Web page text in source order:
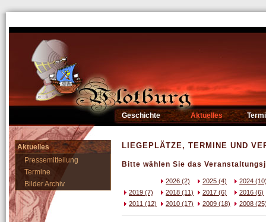
Geschichte Aktuelles
Aktuelles
Pressemitteilung
Termine
Bilder Archiv
LIEGEPLÄTZE, TERMINE UND
Bitte wählen Sie das
2026 (2) 2025 (4)
2024
2019 (7)
2018 (11) 2017 (6)
2016 (6)
2011 (12)
2010 (17) 2009 (18) 2008